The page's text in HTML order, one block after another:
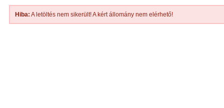
Hiba: A letöltés nem sikerült! A kért állomány nem elérhető!